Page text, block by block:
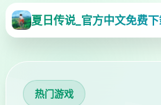
夏日传说_官方中文免费
热门游戏